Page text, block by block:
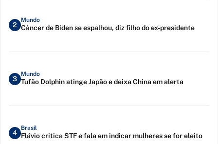
2
Mundo
Câncer de Biden se espalhou, diz filho do ex-presidente
3
Mundo
Tufão Dolphin atinge Japão e deixa China em alerta
4
Brasil
Flávio critica STF e fala em indicar mulheres se for eleito